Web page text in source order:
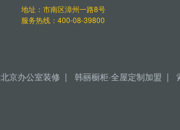
地址：市南区漳州一路8号
服务热线：400-08-39800
北京办公室装修 | 韩丽橱柜·全屋定制加盟 |